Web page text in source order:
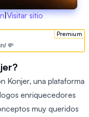
|Visitar sitio
Premium
💸
Konjer, una plataforma
enriquecedores
muy queridos